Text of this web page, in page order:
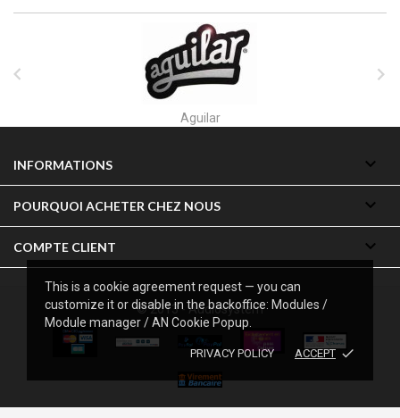
This is a cookie agreement request — you can
customize it or disable in the backoffice: Modules /
Module manager / AN Cookie Popup.
PRIVACY POLICY ACCEPT done

Akai

INFORMATIONS 
POURQUOI ACHETER CHEZ NOUS 
COMPTE CLIENT 
© 2013 - Audiosystem